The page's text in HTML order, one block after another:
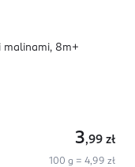
malinami, 8m+
3,99 zł
100 g = 4,99 zł